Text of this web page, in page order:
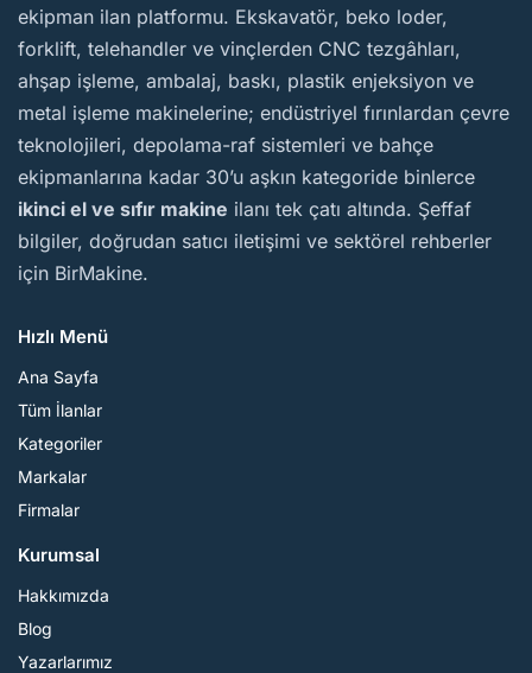
ekipman ilan platformu. Ekskavatör, beko loder,
forklift, telehandler ve vinçlerden CNC tezgâhları,
ahşap işleme, ambalaj, baskı, plastik enjeksiyon ve
metal işleme makinelerine; endüstriyel fırınlardan çevre
teknolojileri, depolama-raf sistemleri ve bahçe
ekipmanlarına kadar 30’u aşkın kategoride binlerce
ikinci el ve sıfır makine ilanı tek çatı altında. Şeffaf
bilgiler, doğrudan satıcı iletişimi ve sektörel rehberler
için BirMakine.
Hızlı Menü
Ana Sayfa
Tüm İlanlar
Kategoriler
Markalar
Firmalar
Kurumsal
Hakkımızda
Blog
Yazarlarımız